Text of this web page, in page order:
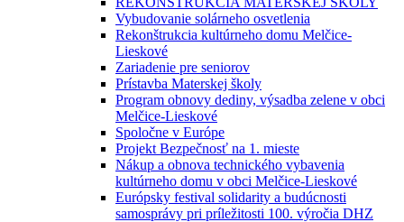
Vybudovanie solárneho osvetlenia
Rekonštrukcia kultúrneho domu Melčice-
Lieskové
Zariadenie pre seniorov
Prístavba Materskej školy
Program obnovy dediny, výsadba zelene v obci
Melčice-Lieskové
Spoločne v Európe
Projekt Bezpečnosť na 1. mieste
Nákup a obnova technického vybavenia
kultúrneho domu v obci Melčice-Lieskové
Európsky festival solidarity a budúcnosti
samosprávy pri príležitosti 100. výročia DHZ